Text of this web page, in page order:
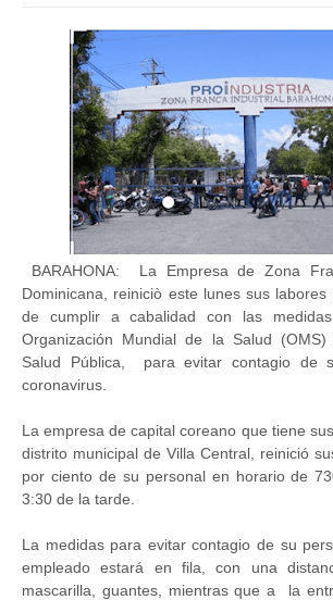
BARAHONA: La Empresa de Zona
Dominicana, reiniciò este lunes sus
de cumplir a cabalidad con las
Organización Mundial de la Salud
Salud Pública, para evitar contagio de
coronavirus.
La empresa de capital coreano que tiene
distrito municipal de Villa Central, reinició
por ciento de su personal en horario de
3:30 de la tarde.
La medidas para evitar contagio de su
empleado estará en fila, con una
mascarilla, guantes, mientras que a la